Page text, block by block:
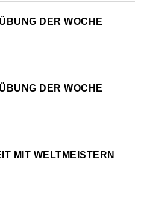
DER WOCHE (
DER WOCHE (
MIT WELTMEISTERN